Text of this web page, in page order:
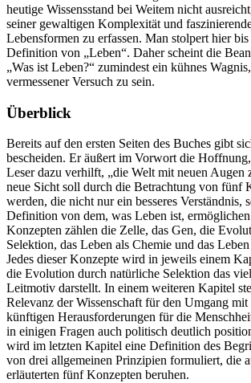
heutige Wissensstand bei Weitem nicht
seiner gewaltigen Komplexität und
Lebensformen zu erfassen. Man stolpert hier
Definition von „Leben“. Daher scheint die
„Was ist Leben?“ zumindest ein kühnes
vermessener Versuch zu sein.
Überblick
Bereits auf den ersten Seiten des Buches gibt
bescheiden. Er äußert im Vorwort die
Leser dazu verhilft, „die Welt mit neuen Augen
neue Sicht soll durch die Betrachtung von fünf
werden, die nicht nur ein besseres Verständnis,
Definition von dem, was Leben ist,
Konzepten zählen die Zelle, das Gen, die
Selektion, das Leben als Chemie und das
Jedes dieser Konzepte wird in jeweils einem
die Evolution durch natürliche Selektion das
Leitmotiv darstellt. In einem weiteren Kapitel
Relevanz der Wissenschaft für den Umgang
künftigen Herausforderungen für die
in einigen Fragen auch politisch deutlich
wird im letzten Kapitel eine Definition des
von drei allgemeinen Prinzipien formuliert, die
erläuterten fünf Konzepten beruhen.